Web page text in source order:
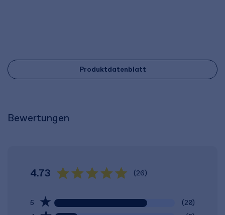
Produktdatenblatt
Bewertungen
4.73 (26)
5
(20)